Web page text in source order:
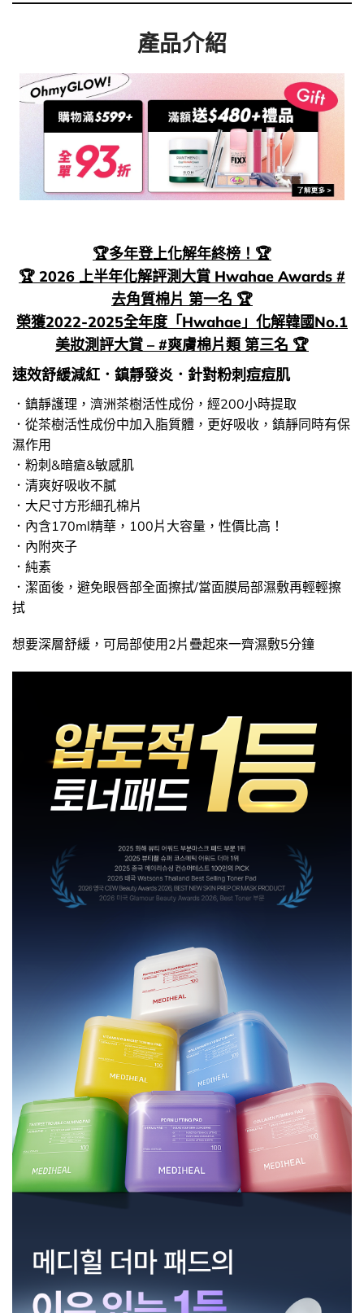
產品介紹
🏆多年登上化解年終榜！🏆
🏆 2026 上半年化解評測大賞 Hwahae Awards #
去角質棉片 第一名 🏆
榮獲2022-2025全年度「Hwahae」化解韓國No.1
美妝測評大賞 – #爽膚棉片類 第三名 🏆
速效舒緩減紅．鎮靜發炎．針對粉刺痘痘肌
．鎮靜護理，濟洲茶樹活性成份，經200小時提取
．從茶樹活性成份中加入脂質體，更好吸收，鎮靜同時有保
濕作用
．粉刺&暗瘡&敏感肌
．清爽好吸收不膩
．大尺寸方形細孔棉片
．內含170ml精華，100片大容量，性價比高！
．內附夾子
．純素
．潔面後，避免眼唇部全面擦拭/當面膜局部濕敷再輕輕擦
拭
想要深層舒緩，可局部使用2片疊起來一齊濕敷5分鐘